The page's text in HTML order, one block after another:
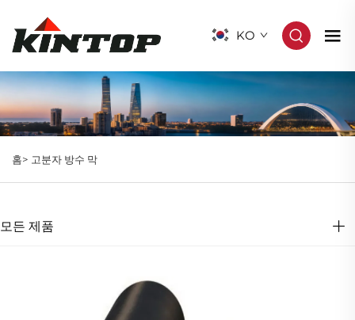
KO
홈> 고분자 방수 막
모든 제품